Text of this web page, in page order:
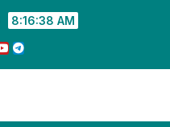
8:16:39 AM